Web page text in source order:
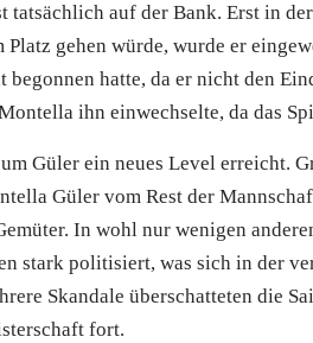
tatsächlich auf der Bank. Erst in
gehen würde, wurde er
hatte, da er nicht den
ihn einwechselte, da das
Güler ein neues Level erreicht.
Güler vom Rest der
In wohl nur wenigen
stark politisiert, was sich in der
Skandale überschatteten die
fort.